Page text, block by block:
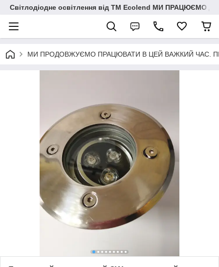
Світлодіодне освітлення від ТМ Ecolend МИ ПРАЦЮЄМО
МИ ПРОДОВЖУЄМО ПРАЦЮВАТИ В ЦЕЙ ВАЖКИЙ ЧАС.